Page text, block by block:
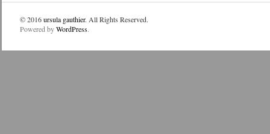
© 2016ursula gauthier. All Rights Reserved.
Powered byWordPress.